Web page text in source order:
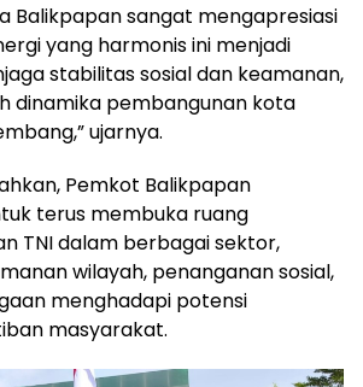
Balikpapan sangat mengapresiasi
yang harmonis ini menjadi
stabilitas sosial dan keamanan,
dinamika pembangunan kota
ujarnya.
Pemkot Balikpapan
terus membuka ruang
TNI dalam berbagai sektor,
wilayah, penanganan sosial,
menghadapi potensi
masyarakat.